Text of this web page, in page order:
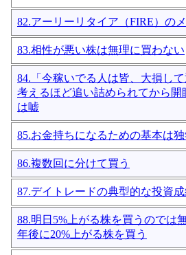
82.アーリーリタイア（FIRE）の
83.相性が悪い株は無理に買わない
84.「今稼いでる人は皆、大損し
考えるほど追い詰められてから開
は嘘
85.お金持ちになるための基本は独
86.複数回に分けて買う
87.デイトレードの典型的な投資
88.明日5%上がる株を買うのでは
年後に20%上がる株を買う